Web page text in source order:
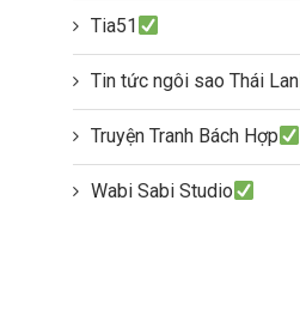
Tia51
Tin tức ngôi sao Thái Lan
Truyện Tranh Bách Hợp
Wabi Sabi Studio